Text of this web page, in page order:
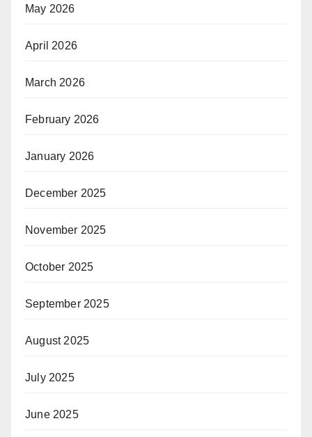
May 2026
April 2026
March 2026
February 2026
January 2026
December 2025
November 2025
October 2025
September 2025
August 2025
July 2025
June 2025